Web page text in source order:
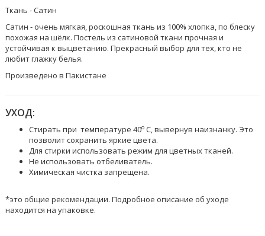
Ткань - Сатин
Сатин - очень мягкая, роскошная ткань из 100% хлопка, по блеску
похожая на шёлк. Постель из сатиновой ткани прочная и
устойчивая к выцветанию. Прекрасный выбор для тех, кто не
любит глажку белья.
Произведено в Пакистане
УХОД:
Стирать при температуре 40o C, вывернув наизнанку. Это
позволит сохранить яркие цвета.
Для стирки использовать режим для цветных тканей.
Не использовать отбеливатель.
Химическая чистка запрещена.
*это общие рекомендации. Подробное описание об уходе
находится на упаковке.